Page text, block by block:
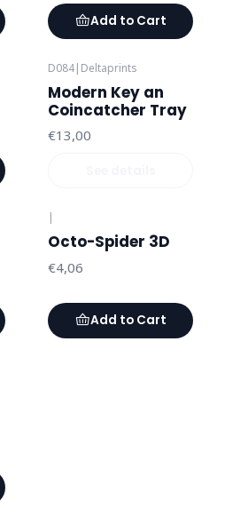
Add to Cart
D084| Deltaprints
Modern Key an
Coincatcher Tray
€13,00
|
Octo-Spider 3D
€4,06
Add to Cart